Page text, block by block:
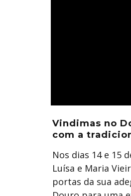
Vindimas no
com a
Nos dias 14 e 15
Luísa e Maria
portas da sua